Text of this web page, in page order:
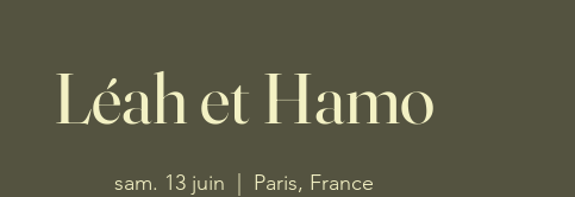
Léah et Hamo
sam. 13 juin Paris, France